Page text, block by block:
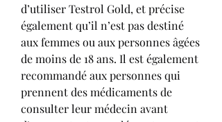
d’utiliser Testrol Gold, et précise
également qu’il n’est pas destiné
aux femmes ou aux personnes âgées
de moins de 18 ans. Il est également
recommandé aux personnes qui
prennent des médicaments de
consulter leur médecin avant